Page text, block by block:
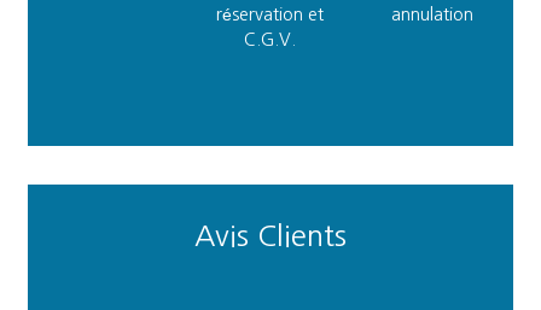
réservation et
C.G.V.
annulation
Avis Clients